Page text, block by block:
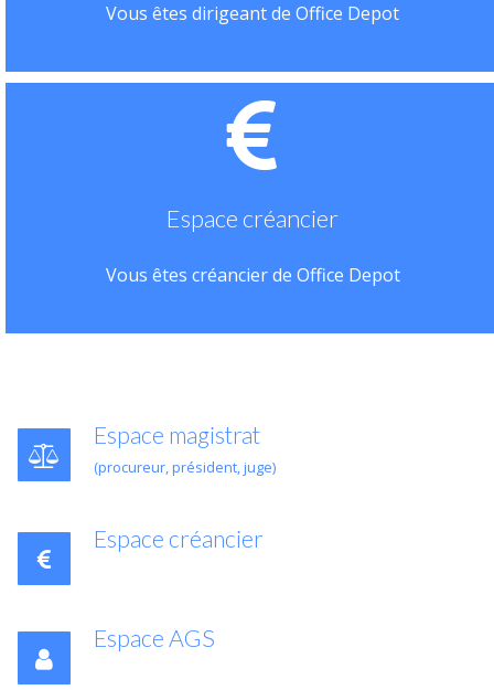
Vous êtes dirigeant de Office Depot
Espace créancier
Vous êtes créancier de Office Depot
Espace magistrat
(procureur, président, juge)
Espace créancier
Espace AGS